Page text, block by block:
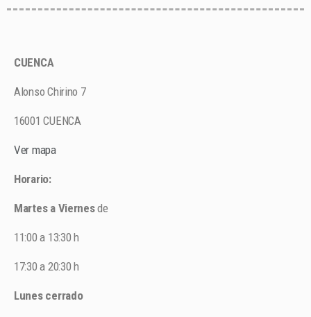
CUENCA
Alonso Chirino 7
16001 CUENCA
Ver mapa
Horario:
Martes a Viernesde
11:00 a 13:30 h
17:30 a 20:30 h
Lunes cerrado